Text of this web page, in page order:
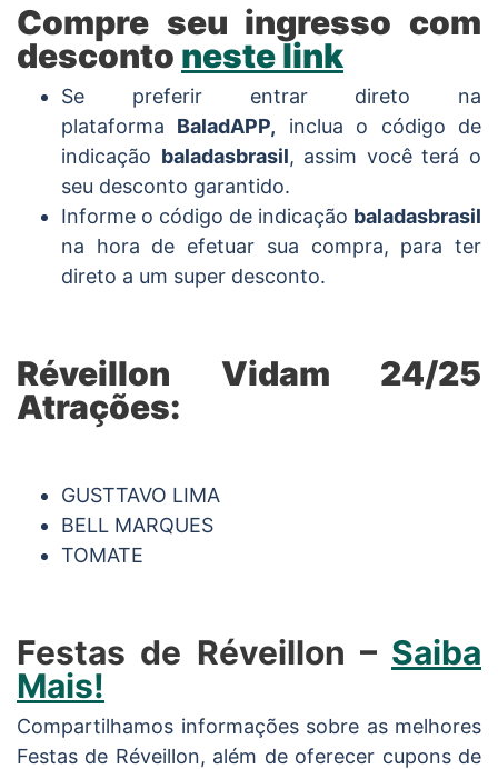
Compre seu ingresso com
desconto neste link
Se preferir entrar direto na
plataforma BaladAPP, inclua o código de
indicação baladasbrasil, assim você terá o
seu desconto garantido.
Informe o código de indicação baladasbrasil
na hora de efetuar sua compra, para ter
direto a um super desconto.
Réveillon Vidam 24/25
Atrações:
GUSTTAVO LIMA
BELL MARQUES
TOMATE
Festas de Réveillon – Saiba
Mais!
Compartilhamos informações sobre as melhores
Festas de Réveillon, além de oferecer cupons de